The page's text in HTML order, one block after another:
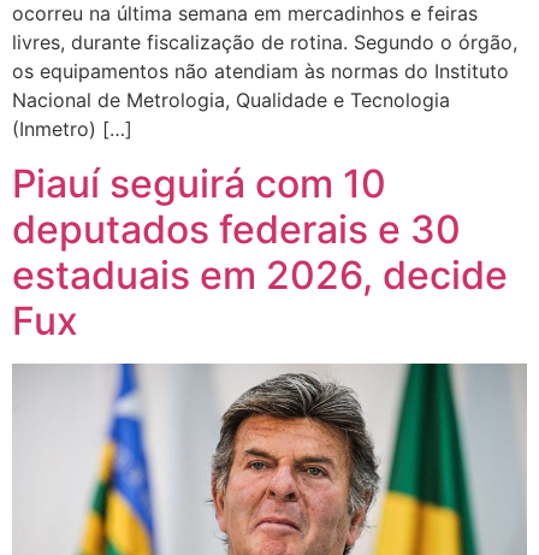
ocorreu na última semana em mercadinhos e feiras
livres, durante fiscalização de rotina. Segundo o órgão,
os equipamentos não atendiam às normas do Instituto
Nacional de Metrologia, Qualidade e Tecnologia
(Inmetro) […]
Piauí seguirá com 10
deputados federais e 30
estaduais em 2026, decide
Fux